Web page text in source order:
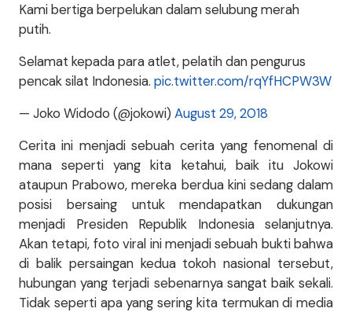
Kami bertiga berpelukan dalam selubung merah
putih.
Selamat kepada para atlet, pelatih dan pengurus
pencak silat Indonesia. pic.twitter.com/rqYfHCPW3W
— Joko Widodo (@jokowi) August 29, 2018
Cerita ini menjadi sebuah cerita yang fenomenal di
mana seperti yang kita ketahui, baik itu Jokowi
ataupun Prabowo, mereka berdua kini sedang dalam
posisi bersaing untuk mendapatkan dukungan
menjadi Presiden Republik Indonesia selanjutnya.
Akan tetapi, foto viral ini menjadi sebuah bukti bahwa
di balik persaingan kedua tokoh nasional tersebut,
hubungan yang terjadi sebenarnya sangat baik sekali.
Tidak seperti apa yang sering kita termukan di media